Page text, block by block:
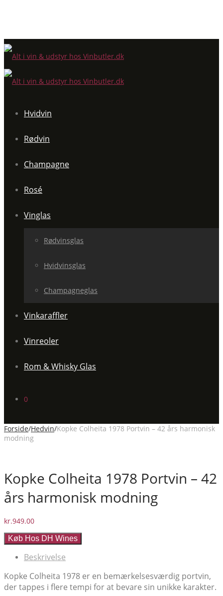
Hvidvin
Rødvin
Champagne
Rosé
Vinglas
Rødvinsglas
Hvidvinsglas
Champagneglas
Vinkaraffler
Vinreoler
Rom & Whisky Glas
0
Forside/Hedvin/Kopke Colheita 1978 Portvin – 42 års harmonisk
modning
Kopke Colheita 1978 Portvin – 42
års harmonisk modning
kr.949.00
Køb Hos DH Wines
Beskrivelse
Kopke Colheita 1978 er en bemærkelsesværdig portvin,
der tappes i flere tempi for at bevare sin unikke karakter.